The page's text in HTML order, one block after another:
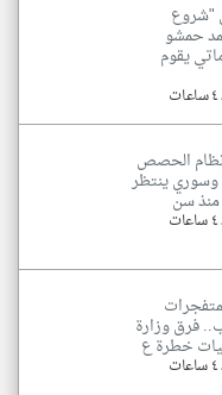
"شروع
حمشو
يقوم
الحصص
ينتظر
سن
فرق وزارة
خطرة ع